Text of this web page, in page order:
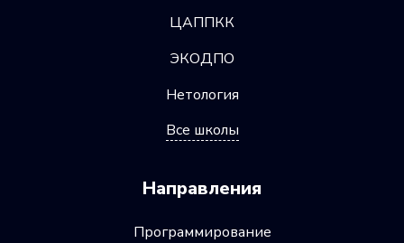
ЦАППКК
ЭКОДПО
Нетология
Все школы
Направления
Программирование